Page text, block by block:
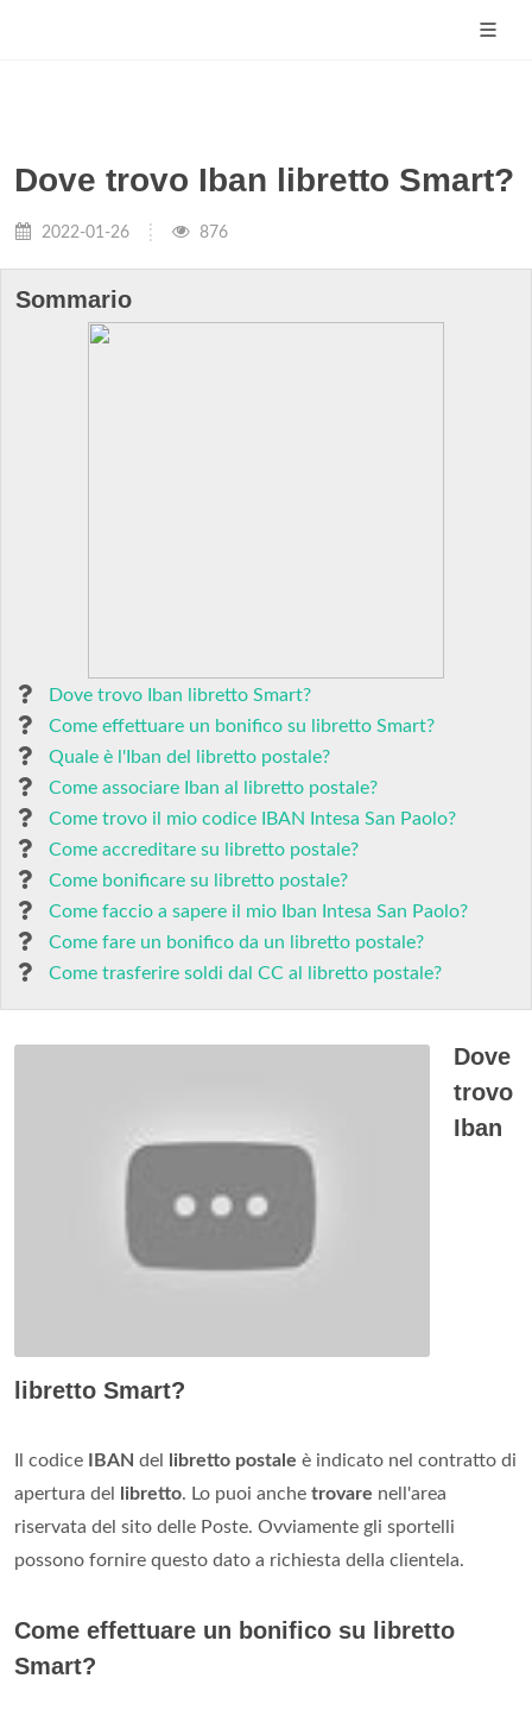
Dove trovo Iban libretto Smart?
2022-01-26 876
Sommario
Dove trovo Iban libretto Smart?
Come effettuare un bonifico su libretto Smart?
Quale è l'Iban del libretto postale?
Come associare Iban al libretto postale?
Come trovo il mio codice IBAN Intesa San Paolo?
Come accreditare su libretto postale?
Come bonificare su libretto postale?
Come faccio a sapere il mio Iban Intesa San Paolo?
Come fare un bonifico da un libretto postale?
Come trasferire soldi dal CC al libretto postale?
Dove
trovo
Iban
libretto Smart?
Il codice IBAN del libretto postale è indicato nel contratto di
apertura del libretto. Lo puoi anche trovare nell'area
riservata del sito delle Poste. Ovviamente gli sportelli
possono fornire questo dato a richiesta della clientela.
Come effettuare un bonifico su libretto
Smart?